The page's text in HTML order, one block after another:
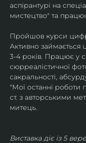
аспірантурі на
мистецтво" та
Пройшов курси
Активно
3-4 років. Працює у
сюрреалістичної
сакральності,
"Мої останні роботи
ст. з авторськими
митець.
Виставка діє із 5